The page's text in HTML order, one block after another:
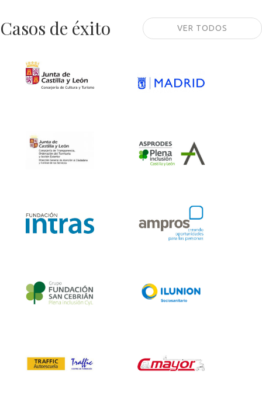
Casos de éxito VER TODOS
Consejería de
Cultura y Turismo
Ciudadano y
Calidad de los
Servicios